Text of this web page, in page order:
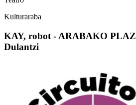
Kulturaraba
KAY, robot - ARABAKO
Dulantzi